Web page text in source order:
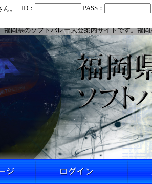
。 ID： PASS：
福岡県のソフトバレー大会案内サイトです。福